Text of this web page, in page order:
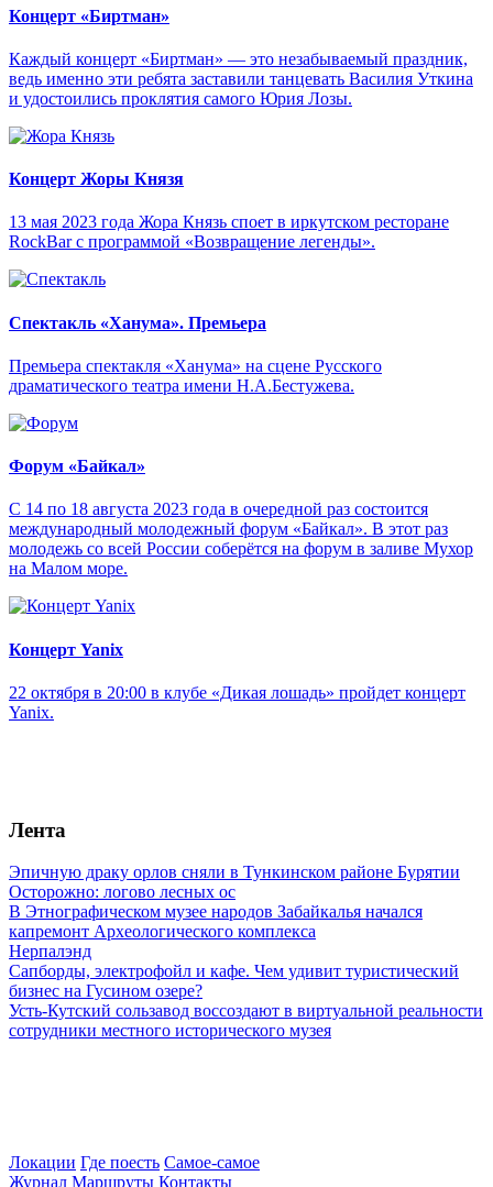
Концерт «Биртман»
Каждый концерт «Биртман» — это незабываемый праздник,
ведь именно эти ребята заставили танцевать Василия Уткина
и удостоились проклятия самого Юрия Лозы.
Концерт Жоры Князя
13 мая 2023 года Жора Князь споет в иркутском ресторане
RockBar с программой «Возвращение легенды».
Спектакль «Ханума». Премьера
Премьера спектакля «Ханума» на сцене Русского
драматического театра имени Н.А.Бестужева.
Форум «Байкал»
С 14 по 18 августа 2023 года в очередной раз состоится
международный молодежный форум «Байкал». В этот раз
молодежь со всей России соберётся на форум в заливе Мухор
на Малом море.
Концерт Yanix
22 октября в 20:00 в клубе «Дикая лошадь» пройдет концерт
Yanix.
Лента
Эпичную драку орлов сняли в Тункинском районе Бурятии
Осторожно: логово лесных ос
В Этнографическом музее народов Забайкалья начался
капремонт Археологического комплекса
Нерпалэнд
Сапборды, электрофойл и кафе. Чем удивит туристический
бизнес на Гусином озере?
Усть-Кутский сользавод воссоздают в виртуальной реальности
сотрудники местного исторического музея
Локации Где поесть Самое-самое
Журнал Маршруты Контакты